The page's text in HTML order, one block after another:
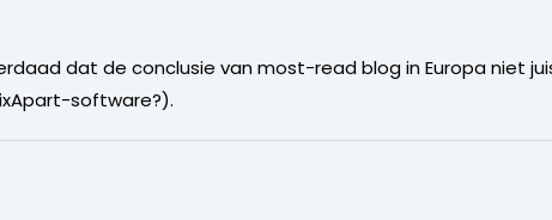
dat de conclusie van most-read blog in Europa niet
software?).